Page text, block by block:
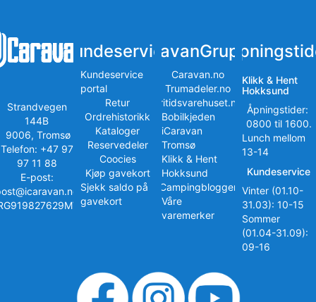
Strandvegen
144B
9006, Tromsø
Telefon: +47 97
97 11 88
E-post:
Kundeservice
Kundeservice
portal
Retur
Ordrehistorikk
Kataloger
Reservedeler
Coocies
Kjøp gavekort
Sjekk saldo på
gavekort
iCaravanGruppen
Caravan.no
Trumadeler.no
Fritidsvarehuset.no
Bobilkjeden
iCaravan
Tromsø
Klikk & Hent
Hokksund
iCampingbloggen
Våre
varemerker
Klikk & Hent
Hokksund
Åpningstider:
0800 til 1600.
Lunch mellom
13-14
Kundeservice
Vinter (01.10-
31.03): 10-15
Sommer
(01.04-31.09):
09-16